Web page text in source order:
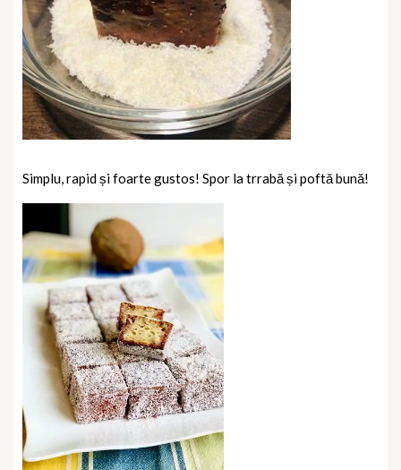
Simplu, rapid și foarte gustos! Spor la trrabă și poftă bună!